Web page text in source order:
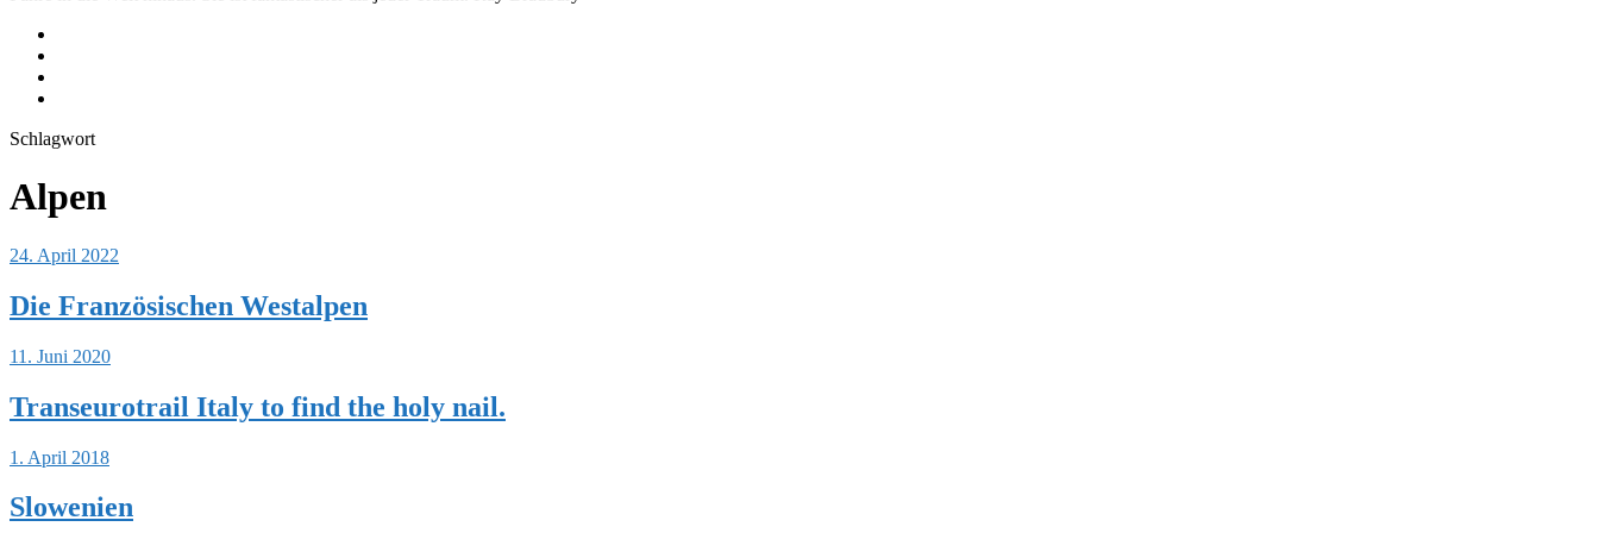
Schlagwort
Alpen
24. April 2022
Die Französischen Westalpen
11. Juni 2020
Transeurotrail Italy to find the holy nail.
1. April 2018
Slowenien